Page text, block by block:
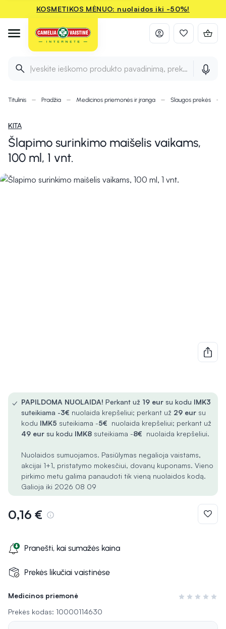
KOSMETIKOS MĖNUO: nuolaidos iki -50%!
Įveskite ieškomo produkto pavadinimą, prekės ženklą ir
Titulinis Pradžia Medicinos priemonės ir įranga Slaugos prekės
KITA
Šlapimo surinkimo maišelis vaikams,
100 ml, 1 vnt.
Medicinos priemonė
Įvertinimas 0
Prekės kodas: 10000114630
✓ PAPILDOMA NUOLAIDA! Perkant už 19 eur su kodu IMK3
suteikiama -3€ nuolaida krepšeliui; perkant už 29 eur su
kodu IMK5 suteikiama -5€ nuolaida krepšeliui; perkant už
49 eur su kodu IMK8 suteikiama -8€ nuolaida krepšeliui.
Nuolaidos sumuojamos. Pasiūlymas negalioja vaistams,
akcijai 1+1, pristatymo mokesčiui, dovanų kuponams. Vieno
pirkimo metu galima panaudoti tik vieną nuolaidos kodą.
Galioja iki 2026 08 09
0,16 €
Pranešti, kai sumažės kaina
Prekės likučiai vaistinėse